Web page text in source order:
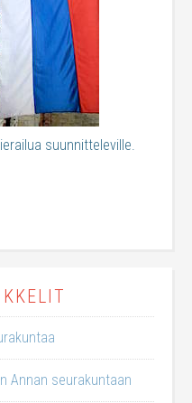
suunnitteleville.
Annan seurakuntaan